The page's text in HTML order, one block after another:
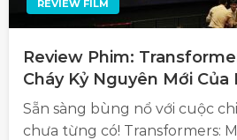
REVIEW FILM
Review Phim:
Cháy Kỷ Nguyên Mới Của
Sẵn sàng bùng nổ với cuộc
chưa từng có! Transformers: